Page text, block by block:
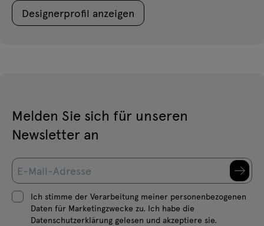
Designerprofil anzeigen
Melden Sie sich für unseren
Newsletter an
Ich stimme der Verarbeitung meiner personenbezogenen
Daten für Marketingzwecke zu. Ich habe die
Datenschutzerklärung gelesen und akzeptiere sie.